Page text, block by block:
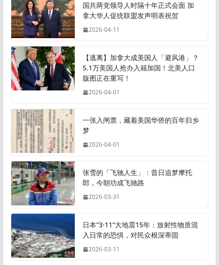
国共两党领导人时隔十年正式会面 加
拿大华人促统联盟发声明表祝贺
2026-04-11
【逃离】加拿大成美国人「避风港」？
5.1万美国人抢办入籍加国！北美人口
版图正在重写！
2026-04-01
一张入闸票，藏着美国华侨的百年归乡
梦
2026-04-01
张雪的「飞驰人生」：昔日追梦摩托
郎，今朝功成飞驰路
2026-03-31
日本“3·11”大地震15年：放射性物质混
入日常的恐惧，对民众根深蒂固
2026-03-11